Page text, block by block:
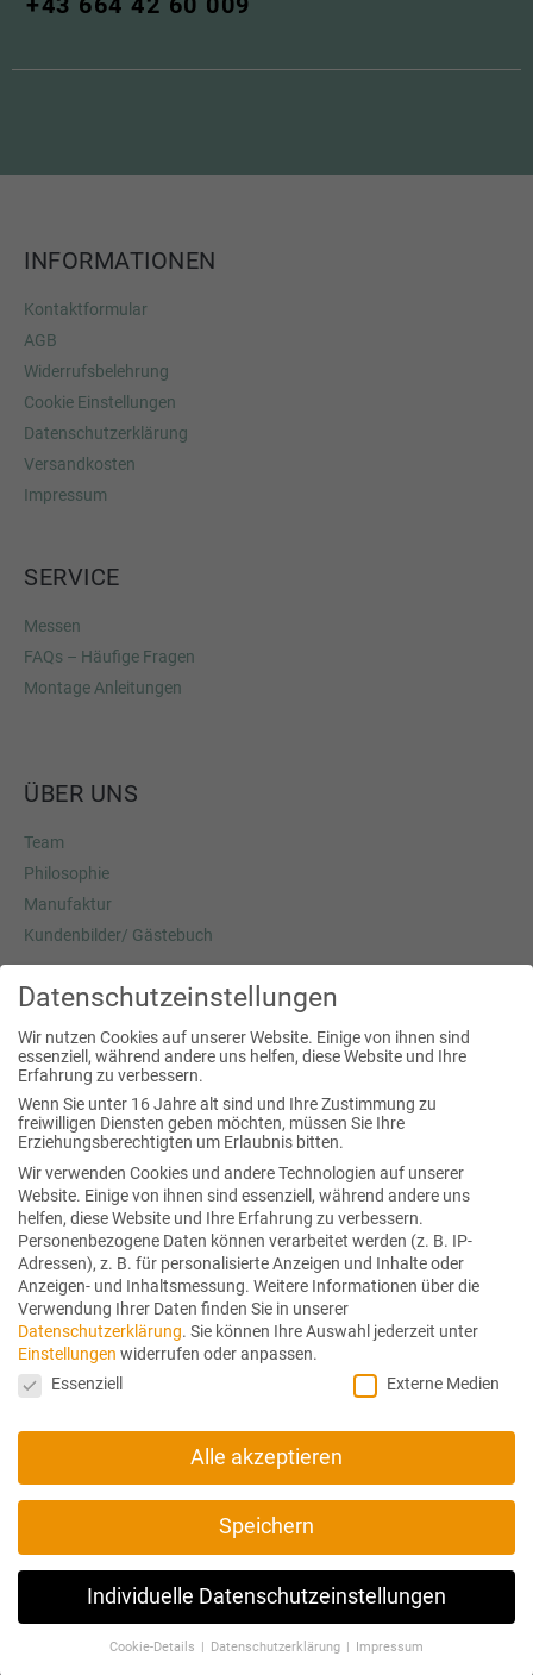
INFORMATIONEN
Kontaktformular
AGB
Widerrufsbelehrung
Cookie Einstellungen
Datenschutzerklärung
Versandkosten
Impressum
SERVICE
Messen
FAQs – Häufige Fragen
Montage Anleitungen
ÜBER UNS
Team
Philosophie
Manufaktur
Kundenbilder/ Gästebuch
Heimstraße 3a
5020 Salzburg
fon:+43 (0) 664 42 60 009
SHOWROOM
Wir beraten Sie auch gerne in unserem Showroom in Salzburg.
Bitte sprechen Sie einen Termin mit uns ab.
HIER FINDEN SIE UNS
zum Routenplaner
© 2025 Pöcklhofer Josef
Datenschutzeinstellungen
Wir nutzen Cookies auf unserer Website. Einige von ihnen sind
essenziell, während andere uns helfen, diese Website und Ihre
Erfahrung zu verbessern.
Wenn Sie unter 16 Jahre alt sind und Ihre Zustimmung zu
freiwilligen Diensten geben möchten, müssen Sie Ihre
Erziehungsberechtigten um Erlaubnis bitten.
Wir verwenden Cookies und andere Technologien auf unserer
Website. Einige von ihnen sind essenziell, während andere uns
helfen, diese Website und Ihre Erfahrung zu verbessern.
Personenbezogene Daten können verarbeitet werden (z. B. IP-
Adressen), z. B. für personalisierte Anzeigen und Inhalte oder
Anzeigen- und Inhaltsmessung. Weitere Informationen über die
Verwendung Ihrer Daten finden Sie in unserer
Datenschutzerklärung. Sie können Ihre Auswahl jederzeit unter
Einstellungen widerrufen oder anpassen.
Datenschutzeinstellungen
Essenziell Externe Medien
Alle akzeptieren
Speichern
Individuelle Datenschutzeinstellungen
Cookie-Details Datenschutzerklärung Impressum